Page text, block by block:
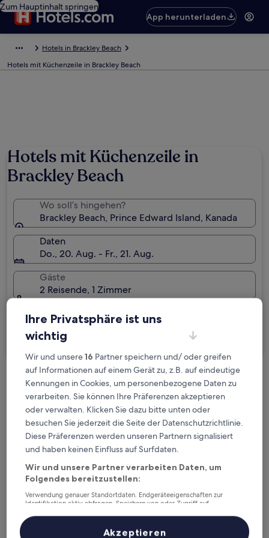
Zum Hauptinhalt springen
App herunterladen
Hotels in Brackley Beach
Hotels mit Küchenzeile in Brackley Beach
Hotels mit Küchenzeile in
Brackley Beach
Wo soll’s hingehen?
Brackley Beach, Prince Edward Island, Kanada
Daten
Do., 20. Aug. - Fr., 21. Aug.
Gäste
2 Reisende, 1 Zimmer
Ich reise geschäftlich
Kostenlose Stornierung bei
Planänderungen
Verdiene Prämien für jede
wahrgenommene Übernachtung
Mehr sparen mit Preisen für Mitglieder
Überprüfe die Preise für diese Daten
Ihre Privatsphäre ist uns
wichtig
Wir und unsere16 Partner speichern und/ oder greifen
auf Informationen auf einem Gerät zu, z.B. auf eindeutige
Kennungen in Cookies, um personenbezogene Daten zu
verarbeiten. Sie können Ihre Präferenzen akzeptieren
oder verwalten. Klicken Sie dazu bitte unten oder
besuchen Sie jederzeit die Seite der Datenschutzrichtlinie.
Diese Präferenzen werden unseren Partnern signalisiert
und haben keinen Einfluss auf Surfdaten.
Wir und unsere Partner verarbeiten Daten, um
Folgendes bereitzustellen:
Verwendung genauer Standortdaten. Endgeräteeigenschaften zur
Identifikation aktiv abfragen. Speichern von oder Zugriff auf
Inhalte, Messung von Werbeleistung und der Performance von Inhalten,
Zielgruppenforschung sowie Entwicklung und Verbesserung von
Akzeptieren